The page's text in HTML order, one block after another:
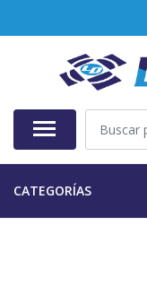
CATEGORÍAS